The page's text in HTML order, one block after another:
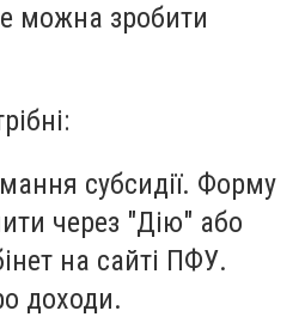
можна зробити
субсидії. Форму
через "Дію" або
на сайті ПФУ.
доходи.